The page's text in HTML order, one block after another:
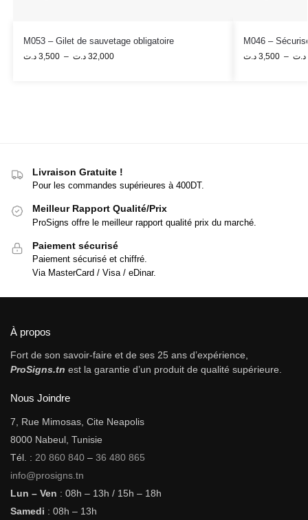
M053 – Gilet de sauvetage obligatoire
3,500 د.ت – 32,000 د.ت
M046 –
3,500 د.ت – د.ت
Livraison Gratuite !
Pour les commandes supérieures à 400DT.
Meilleur Rapport Qualité/Prix
ProSigns offre le meilleur rapport qualité prix du marché.
Paiement sécurisé
Paiement sécurisé et chiffré.
Via MasterCard / Visa / eDinar.
À propos
Fort de son savoir-faire et de ses 25 ans d’expérience,
ProSigns.tn est la garantie d’un produit de qualité supérieure.
Nous Joindre
7, Rue Mimosas, Cite Neapolis
8000 Nabeul, Tunisie
Tél. : 20 860 840 – 36 480 865
info@prosigns.tn
Lun – Ven : 08h – 13h / 15h – 18h
Samedi : 08h – 13h